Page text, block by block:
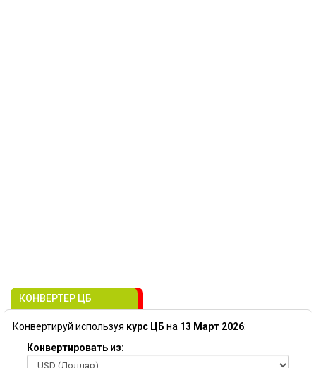
КОНВЕРТЕР ЦБ
Конвертируй используя курс ЦБ на 13 Март 2026:
Конвертировать из: